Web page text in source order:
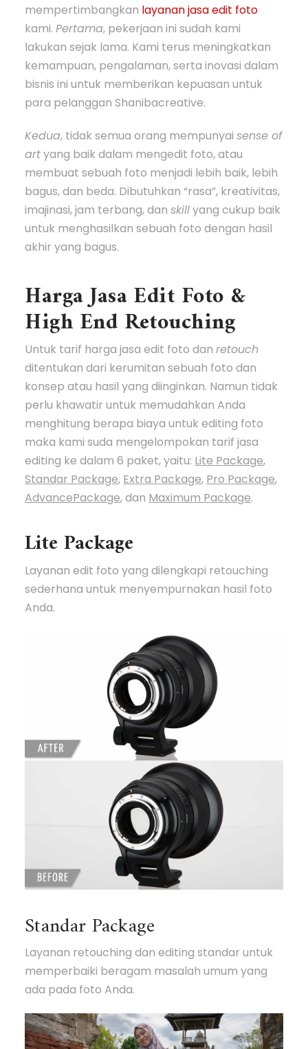
mempertimbangkan layanan jasa edit foto
kami.Pertama, pekerjaan ini sudah kami
lakukan sejak lama. Kami terus meningkatkan
kemampuan, pengalaman, serta inovasi dalam
bisnis ini untuk memberikan kepuasan untuk
para pelanggan Shanibacreative.
Kedua, tidak semua orang mempunyaisense of
artyang baik dalam mengedit foto, atau
membuat sebuah foto menjadi lebih baik, lebih
bagus, dan beda. Dibutuhkan “rasa”, kreativitas,
imajinasi, jam terbang, danskillyang cukup baik
untuk menghasilkan sebuah foto dengan hasil
akhir yang bagus.
Harga Jasa Edit Foto &
High End Retouching
Untuk tarif harga jasa edit foto danretouch
ditentukan dari kerumitan sebuah foto dan
konsep atau hasil yang diinginkan. Namun tidak
perlu khawatir untuk memudahkan Anda
menghitung berapa biaya untuk editing foto
maka kami suda mengelompokan tarif jasa
editing ke dalam 6 paket, yaitu: Lite Package,
Standar Package, Extra Package, Pro Package,
AdvancePackage, dan Maximum Package.
Lite Package
Layanan edit foto yang dilengkapi retouching
sederhana untuk menyempurnakan hasil foto
Anda.
Standar Package
Layanan retouching dan editing standar untuk
memperbaiki beragam masalah umum yang
ada pada foto Anda.